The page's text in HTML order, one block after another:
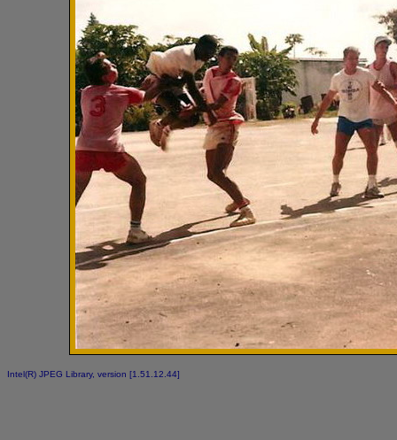
Intel(R) JPEG Library, version [1.51.12.44]